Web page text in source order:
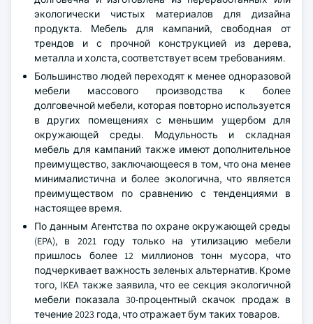
экологически чистых материалов для дизайна
продукта. Мебель для кампаний, свободная от
трендов и с прочной конструкцией из дерева,
металла и холста, соответствует всем требованиям.
Большинство людей переходят к менее одноразовой
мебели массового производства к более
долговечной мебели, которая повторно используется
в других помещениях с меньшим ущербом для
окружающей среды. Модульность и складная
мебель для кампаний также имеют дополнительное
преимущество, заключающееся в том, что она менее
минималистична и более экологична, что является
преимуществом по сравнению с тенденциями в
настоящее время.
По данным Агентства по охране окружающей среды
(EPA), в 2021 году только на утилизацию мебели
пришлось более 12 миллионов тонн мусора, что
подчеркивает важность зеленых альтернатив. Кроме
того, IKEA также заявила, что ее секция экологичной
мебели показала 30-процентный скачок продаж в
течение 2023 года, что отражает бум таких товаров.